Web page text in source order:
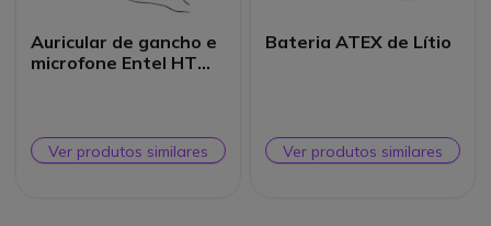
Auricular de gancho e
microfone Entel HT
Ver produtos similares
Bateria ATEX de Lítio
Ver produtos similares